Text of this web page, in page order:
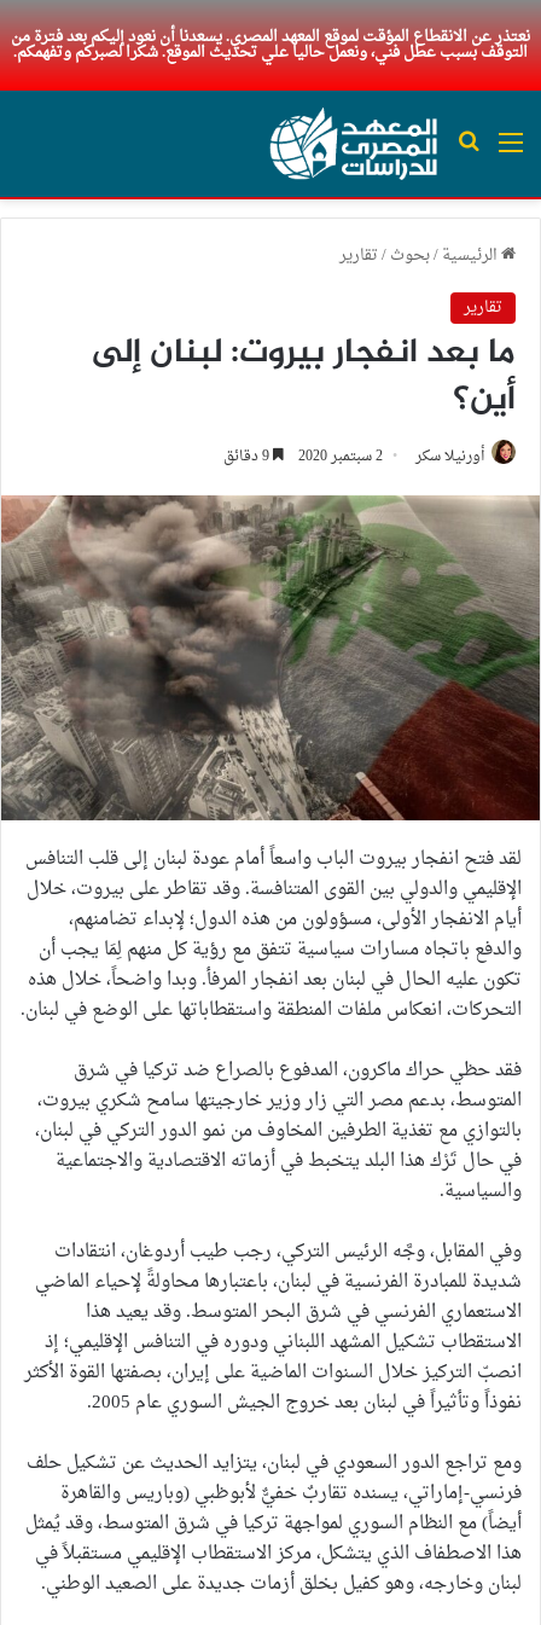
نعتذر عن الانقطاع المؤقت لموقع المعهد المصري. يسعدنا أن نعود إليكم بعد فترة من
التوقف بسبب عطل فني، ونعمل حاليا علي تحديث الموقع. شكرا لصبركم وتفهمكم.
القائمة بحث عن
الرئيسية/بحوث/تقارير
تقارير
ما بعد انفجار بيروت: لبنان إلى
أين؟
أورنيلا سكر 2 سبتمبر 2020
لقد فتح انفجار بيروت الباب واسعاً أمام عودة لبنان إلى قلب التنافس
الإقليمي والدولي بين القوى المتنافسة. وقد تقاطر على بيروت، خلال
أيام الانفجار الأولى، مسؤولون من هذه الدول؛ لإبداء تضامنهم،
والدفع باتجاه مسارات سياسية تتفق مع رؤية كل منهم لِمَا يجب أن
تكون عليه الحال في لبنان بعد انفجار المرفأ. وبدا واضحاً، خلال هذه
التحركات، انعكاس ملفات المنطقة واستقطاباتها على الوضع في لبنان.
فقد حظي حراك ماكرون، المدفوع بالصراع ضد تركيا في شرق
المتوسط، بدعم مصر التي زار وزير خارجيتها سامح شكري بيروت،
بالتوازي مع تغذية الطرفين المخاوف من نمو الدور التركي في لبنان،
في حال تَرْك هذا البلد يتخبط في أزماته الاقتصادية والاجتماعية
والسياسية.
وفي المقابل، وجَّه الرئيس التركي، رجب طيب أردوغان، انتقادات
شديدة للمبادرة الفرنسية في لبنان، باعتبارها محاولةً لإحياء الماضي
الاستعماري الفرنسي في شرق البحر المتوسط. وقد يعيد هذا
الاستقطاب تشكيل المشهد اللبناني ودوره في التنافس الإقليمي؛ إذ
انصبّ التركيز خلال السنوات الماضية على إيران، بصفتها القوة الأكثر
نفوذاً وتأثيراً في لبنان بعد خروج الجيش السوري عام 2005.
ومع تراجع الدور السعودي في لبنان، يتزايد الحديث عن تشكيل حلف
فرنسي-إماراتي، يسنده تقاربٌ خفيٌّ لأبوظبي (وباريس والقاهرة
أيضاً) مع النظام السوري لمواجهة تركيا في شرق المتوسط، وقد يُمثل
هذا الاصطفاف الذي يتشكل، مركز الاستقطاب الإقليمي مستقبلاً في
لبنان وخارجه، وهو كفيل بخلق أزمات جديدة على الصعيد الوطني.